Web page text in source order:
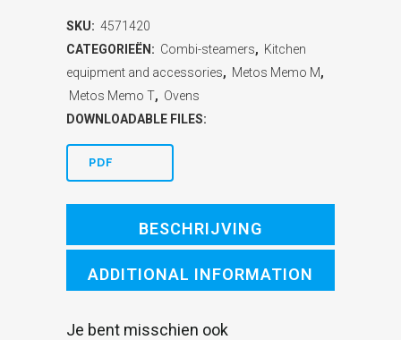
SKU: 4571420
CATEGORIEËN: Combi-steamers, Kitchen
equipment and accessories, Metos Memo M,
Metos Memo T, Ovens
DOWNLOADABLE FILES:
PDF
BESCHRIJVING
ADDITIONAL INFORMATION
Je bent misschien ook